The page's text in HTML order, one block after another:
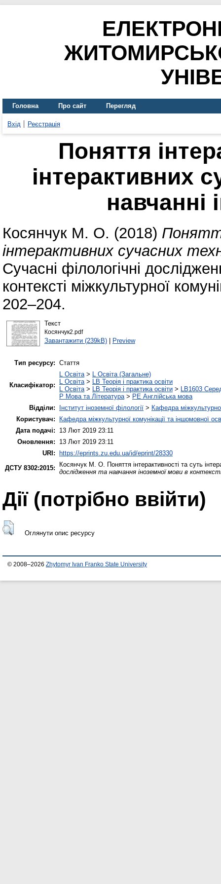
Головна Про сайт Перегляд
Вхід Реєстрація
Поняття
інтерактивних
навчанні
Косянчук М. О. (2018)
інтерактивних сучасних
Сучасні філологічні
контексті міжкультурної
202–204.
Текст
Косянчук2.pdf
Завантажити (239kB)| Preview
Тип ресурсу: Стаття
Класифікатор:
L Освіта> L Освіта (Загальне)
L Освіта> LB Теорія і практика освіти
L Освіта> LB Теорія і практика освіти > LB1603
P Мова та Література> PE Англійська мова
Відділи:
Інститут іноземної філології > Кафедра
Користувач:
Кафедра міжкультурної комунікації та іншомовної
Дата подачі:
13 Лют 2019 23:11
Оновлення:
13 Лют 2019 23:11
URI:
https://eprints.zu.edu.ua/id/eprint/28330
ДСТУ 8302:2015:
Косянчук М. О. Поняття інтерактивності та суть
дослідження та навчання іноземної мови в
Дії ​​(потрібно ввійти)
Оглянути опис ресурсу
© 2008–2026 Zhytomyr Ivan Franko State University